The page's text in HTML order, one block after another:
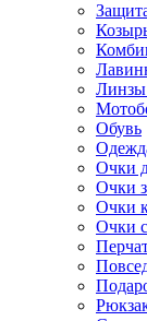
Линзы
Обувь
Очки
Очки
Очки
Очки